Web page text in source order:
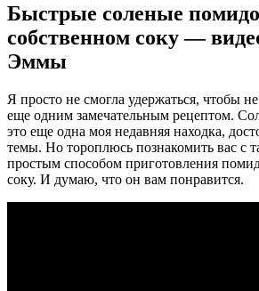
Быстрые соленые
собственном соку —
Эммы
Я просто не смогла удержаться, чтобы
еще одним замечательным рецептом.
это еще одна моя недавняя находка,
темы. Но тороплюсь познакомить вас с
простым способом приготовления
соку. И думаю, что он вам понравится.